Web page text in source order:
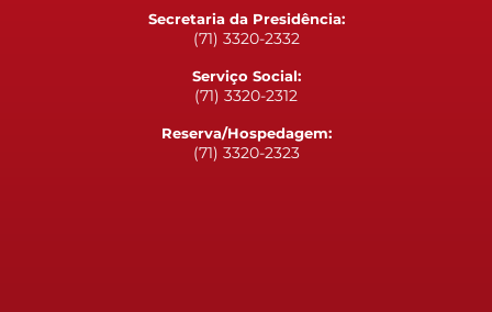
Secretaria da Presidência:
(71) 3320-2332
Serviço Social:
(71) 3320-2312
Reserva/Hospedagem:
(71) 3320-2323